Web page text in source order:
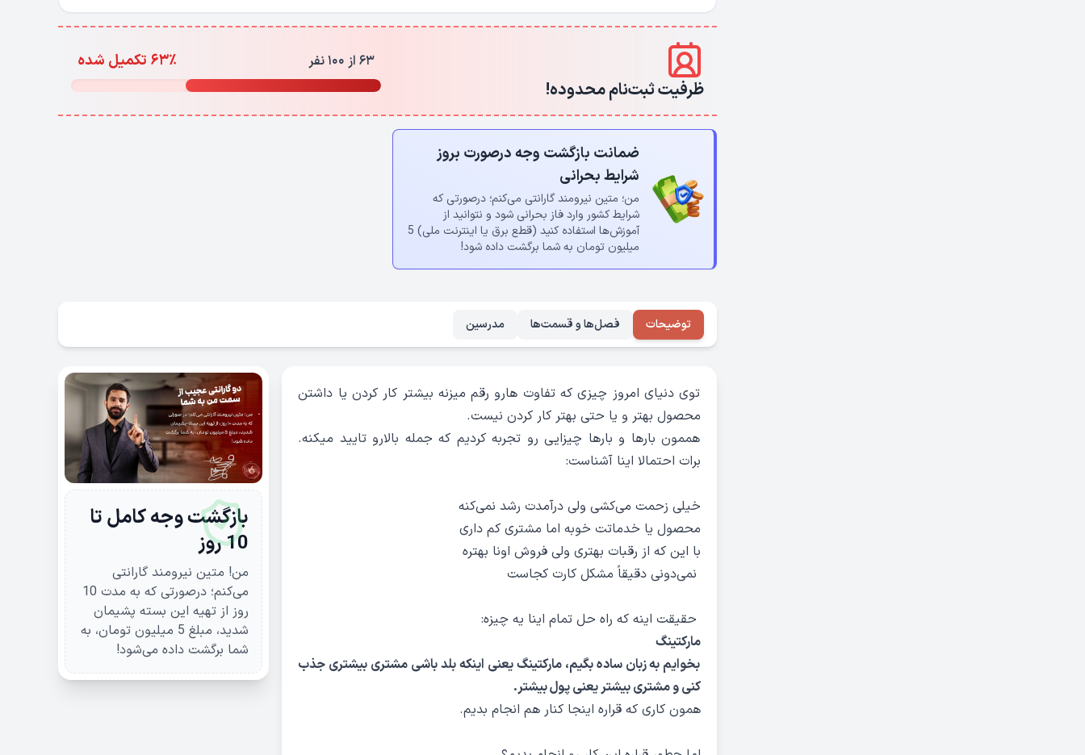
ظرفیت ثبت‌نام محدوده!
63 از 100 نفر 63% تکمیل شده
ضمانت بازگشت وجه درصورت بروز
شرایط بحرانی
من؛ متین نیرومند گارانتی می‌کنم؛ درصورتی که
شرایط کشور وارد فاز بحرانی شود و نتوانید از
آموزش‌ها استفاده کنید (قطع برق یا اینترنت ملی) 5
میلیون تومان به شما برگشت داده شود!
توضیحات فصل‌ها و قسمت‌ها مدرسین
توی دنیای امروز چیزی که تفاوت هارو رقم میزنه بیشتر کار کردن یا داشتن
محصول بهتر و یا حتی بهتر کار کردن نیست.
هممون بارها و بارها چیزایی رو تجربه کردیم که جمله بالارو تایید میکنه.
برات احتمالا اینا آشناست:
خیلی زحمت می‌کشی ولی درآمدت رشد نمی‌کنه
محصول یا خدماتت خوبه اما مشتری کم داری
با این که از رقبات بهتری ولی فروش اونا بهتره
نمی‌دونی دقیقاً مشکل کارت کجاست
حقیقت اینه که راه حل تمام اینا یه چیزه:
مارکتینگ
بخوایم به زبان ساده بگیم، مارکتینگ یعنی اینکه بلد باشی مشتری بیشتری جذب
کنی و مشتری بیشتر یعنی پول بیشتر.
همون کاری که قراره اینجا کنار هم انجام بدیم.
بازگشت وجه کامل تا
10 روز
من! متین نیرومند گارانتی
می‌کنم؛ درصورتی که به مدت 10
روز از تهیه این بسته پشیمان
شدید، مبلغ 5 میلیون تومان، به
شما برگشت داده می‌شود!